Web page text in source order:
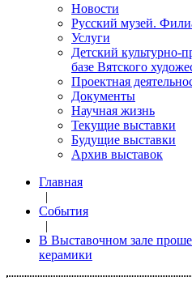
Новости
Русский музей.
Услуги
Детский культурно-
базе Вятского
Проектная
Документы
Научная жизнь
Текущие выставки
Будущие выставки
Архив выставок
Главная
|
События
|
В Выставочном зале
керамики